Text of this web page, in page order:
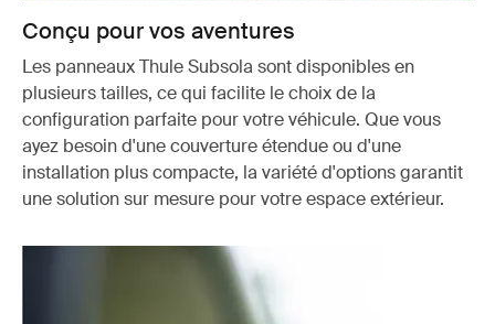
Conçu pour vos aventures
Les panneaux Thule Subsola sont disponibles en
plusieurs tailles, ce qui facilite le choix de la
configuration parfaite pour votre véhicule. Que vous
ayez besoin d'une couverture étendue ou d'une
installation plus compacte, la variété d'options garantit
une solution sur mesure pour votre espace extérieur.